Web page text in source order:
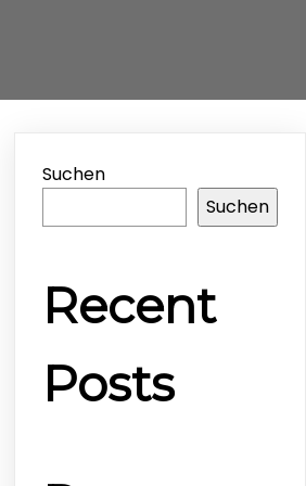
Suchen
Suchen
Recent
Posts